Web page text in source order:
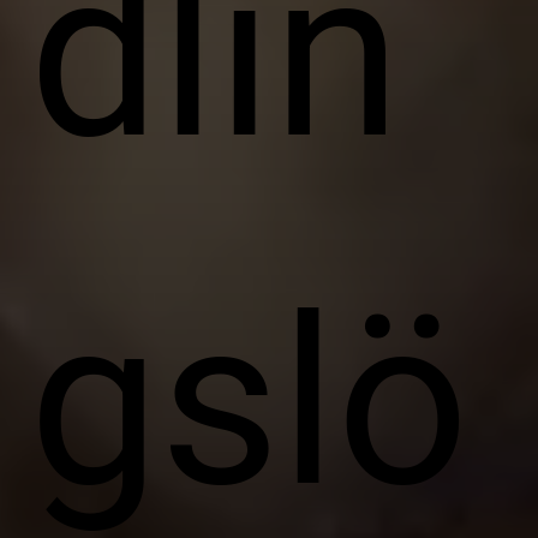
dlin
gslö